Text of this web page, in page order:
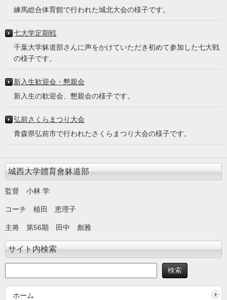
練馬総合体育館で行われた城北大会の様子です。
七大学定期戦
千葉大学躰道部さんに声をかけていただき初めて参加した七大戦
の様子です。
新入生歓迎会・懇親会
新入生の歓迎会、懇親会の様子です。
弘前さくらまつり大会
青森県弘前市で行われたさくらまつり大会の様子です。
城西大学體育會躰道部
監督 小林 学
コーチ 植田 恵理子
主将 第56期 田中 彪雅
サイト内検索
ホーム